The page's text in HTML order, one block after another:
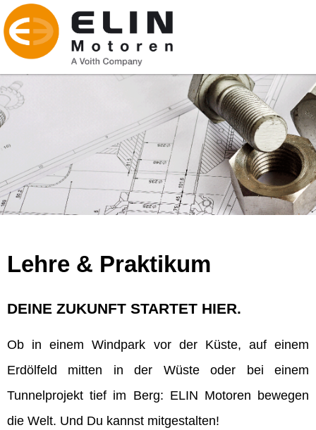
Lehre & Praktikum
DEINE ZUKUNFT STARTET HIER.
Ob in einem Windpark vor der Küste, auf einem
Erdölfeld mitten in der Wüste oder bei einem
Tunnelprojekt tief im Berg: ELIN Motoren bewegen
die Welt. Und Du kannst mitgestalten!